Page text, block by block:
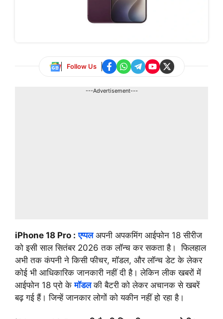
Follow Us
---Advertisement---
iPhone 18 Pro : एप्पलअपनी अपकमिंग आईफोन 18 सीरीज
को इसी साल सितंबर 2026 तक लॉन्च कर सकता है। फिलहाल
अभी तक कंपनी ने किसी फीचर, मॉडल, और लॉन्च डेट के लेकर
कोई भी आधिकारिक जानकारी नहीं दी है। लेकिन लीक खबरों में
आईफोन 18 प्रो केमॉडल की बैटरी को लेकर अचानक से खबरें
बढ़ गई हैं। जिन्हें जानकार लोगों को यकीन नहीं हो रहा है।